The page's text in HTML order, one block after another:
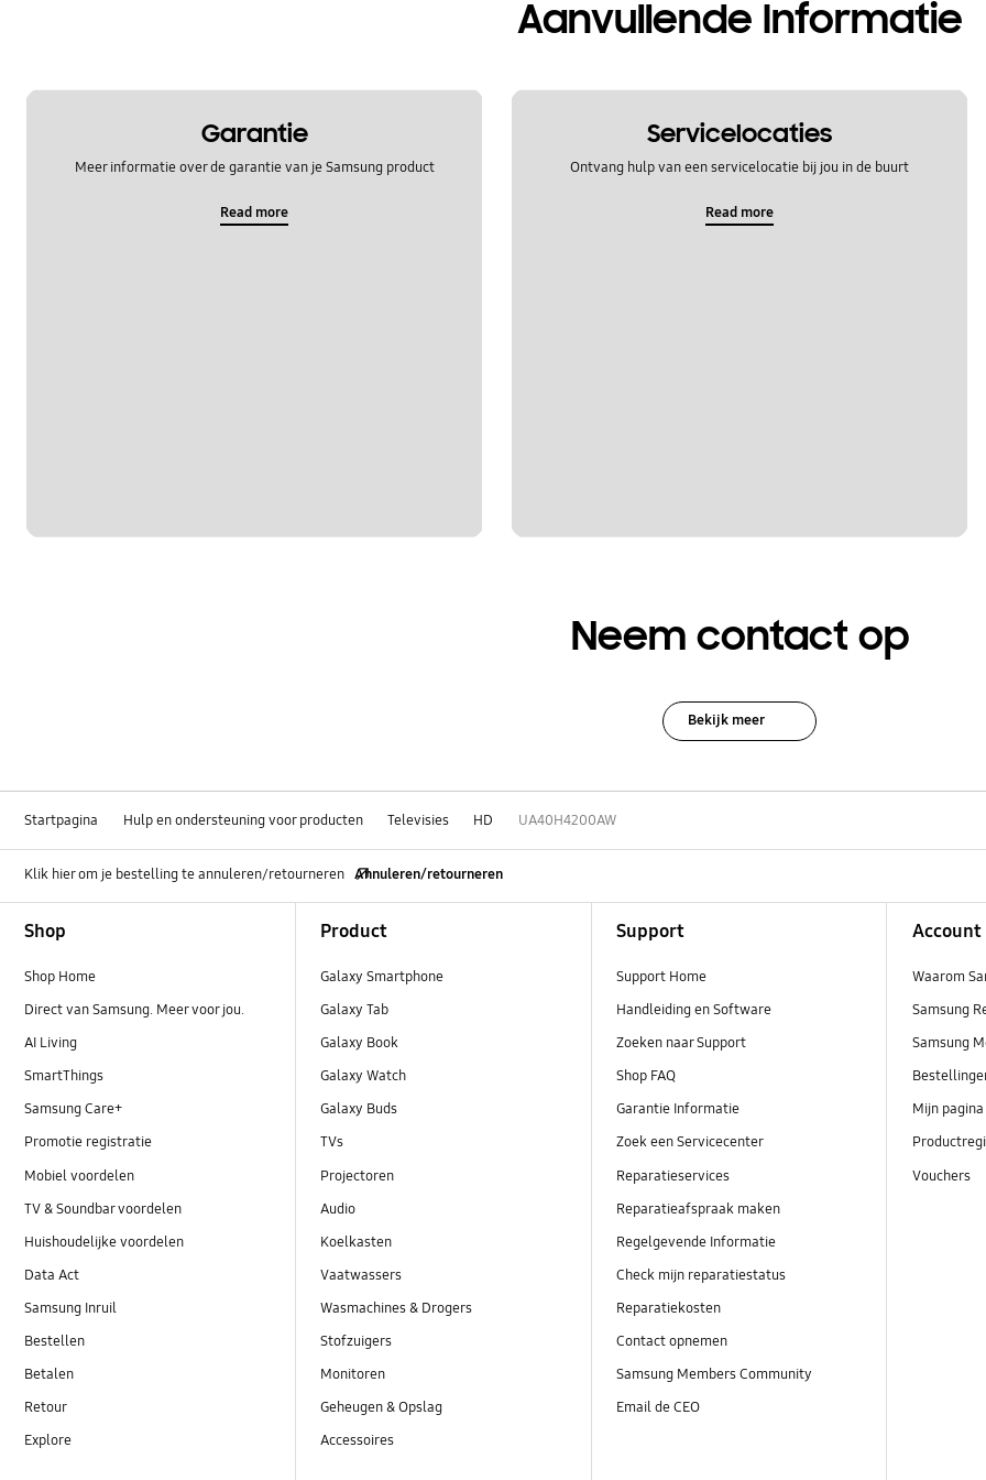
Aanvullende Informatie
Garantie
Meer informatie over de garantie van je Samsung product
Read more
Servicelocaties
Ontvang hulp van een servicelocatie bij jou in de buurt
Read more
Neem contact op
Bekijk meer
Startpagina Hulp en ondersteuning voor producten Televisies HD UA40H4200AW
Klik hier om je bestelling te annuleren/retourneren Annuleren/retourneren
Shop
Shop Home
Direct van Samsung. Meer voor jou.
AI Living
SmartThings
Samsung Care+
Promotie registratie
Mobiel voordelen
TV & Soundbar voordelen
Huishoudelijke voordelen
Data Act
Samsung Inruil
Bestellen
Betalen
Retour
Explore
Product
Galaxy Smartphone
Galaxy Tab
Galaxy Book
Galaxy Watch
Galaxy Buds
TVs
Projectoren
Audio
Koelkasten
Vaatwassers
Wasmachines & Drogers
Stofzuigers
Monitoren
Geheugen & Opslag
Accessoires
Support
Support Home
Handleiding en Software
Zoeken naar Support
Shop FAQ
Garantie Informatie
Zoek een Servicecenter
Reparatieservices
Reparatieafspraak maken
Regelgevende Informatie
Check mijn reparatiestatus
Reparatiekosten
Contact opnemen
Samsung Members Community
Email de CEO
Account
Waarom
Samsung
Samsung
Mijn pagina
Vouchers